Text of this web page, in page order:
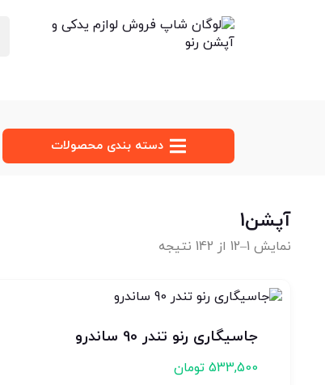
دسته‌ بندی محصولات
آپشن1
نمایش 1–12 از 142 نتیجه
جاسیگاری رنو تندر 90 ساندرو
533,500 تومان